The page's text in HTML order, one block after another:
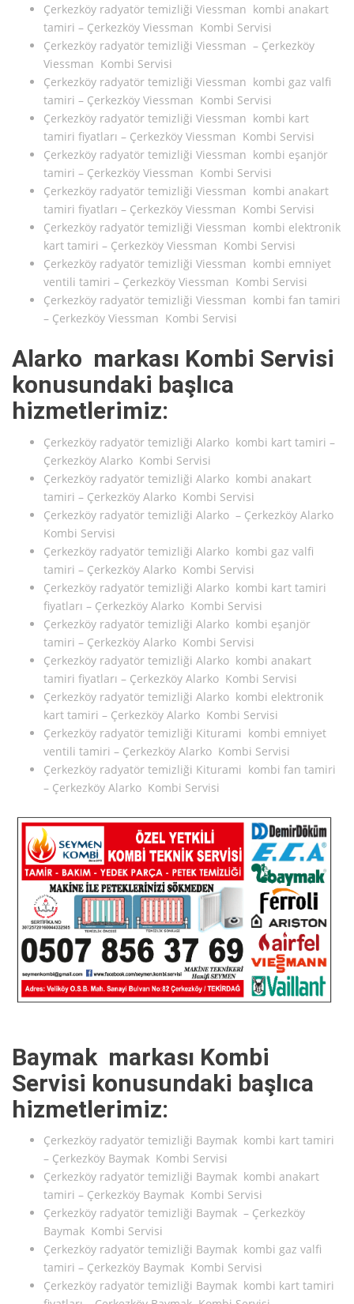
Çerkezköy radyatör temizliği Viessman kombi anakart
tamiri – Çerkezköy Viessman Kombi Servisi
Çerkezköy radyatör temizliği Viessman – Çerkezköy
Viessman Kombi Servisi
Çerkezköy radyatör temizliği Viessman kombi gaz valfi
tamiri – Çerkezköy Viessman Kombi Servisi
Çerkezköy radyatör temizliği Viessman kombi kart
tamiri fiyatları – Çerkezköy Viessman Kombi Servisi
Çerkezköy radyatör temizliği Viessman kombi eşanjör
tamiri – Çerkezköy Viessman Kombi Servisi
Çerkezköy radyatör temizliği Viessman kombi anakart
tamiri fiyatları – Çerkezköy Viessman Kombi Servisi
Çerkezköy radyatör temizliği Viessman kombi elektronik
kart tamiri – Çerkezköy Viessman Kombi Servisi
Çerkezköy radyatör temizliği Viessman kombi emniyet
ventili tamiri – Çerkezköy Viessman Kombi Servisi
Çerkezköy radyatör temizliği Viessman kombi fan tamiri
– Çerkezköy Viessman Kombi Servisi
Alarko markası Kombi Servisi
konusundaki başlıca
hizmetlerimiz:
Çerkezköy radyatör temizliği Alarko kombi kart tamiri –
Çerkezköy Alarko Kombi Servisi
Çerkezköy radyatör temizliği Alarko kombi anakart
tamiri – Çerkezköy Alarko Kombi Servisi
Çerkezköy radyatör temizliği Alarko – Çerkezköy Alarko
Kombi Servisi
Çerkezköy radyatör temizliği Alarko kombi gaz valfi
tamiri – Çerkezköy Alarko Kombi Servisi
Çerkezköy radyatör temizliği Alarko kombi kart tamiri
fiyatları – Çerkezköy Alarko Kombi Servisi
Çerkezköy radyatör temizliği Alarko kombi eşanjör
tamiri – Çerkezköy Alarko Kombi Servisi
Çerkezköy radyatör temizliği Alarko kombi anakart
tamiri fiyatları – Çerkezköy Alarko Kombi Servisi
Çerkezköy radyatör temizliği Alarko kombi elektronik
kart tamiri – Çerkezköy Alarko Kombi Servisi
Çerkezköy radyatör temizliği Kiturami kombi emniyet
ventili tamiri – Çerkezköy Alarko Kombi Servisi
Çerkezköy radyatör temizliği Kiturami kombi fan tamiri
– Çerkezköy Alarko Kombi Servisi
Baymak markası Kombi
Servisi konusundaki başlıca
hizmetlerimiz:
Çerkezköy radyatör temizliği Baymak kombi kart tamiri
– Çerkezköy Baymak Kombi Servisi
Çerkezköy radyatör temizliği Baymak kombi anakart
tamiri – Çerkezköy Baymak Kombi Servisi
Çerkezköy radyatör temizliği Baymak – Çerkezköy
Baymak Kombi Servisi
Çerkezköy radyatör temizliği Baymak kombi gaz valfi
tamiri – Çerkezköy Baymak Kombi Servisi
Çerkezköy radyatör temizliği Baymak kombi kart tamiri